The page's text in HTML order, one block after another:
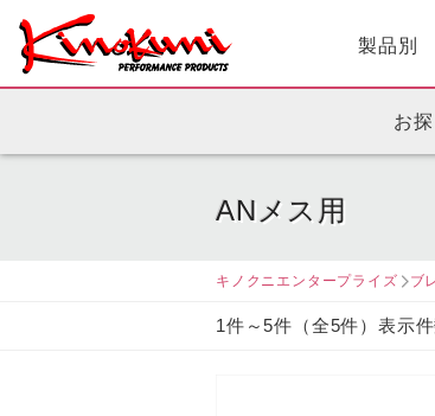
製品別
お
ANメス用
キノクニエンタープライズ ブ
1件～5件（全5件）表示件